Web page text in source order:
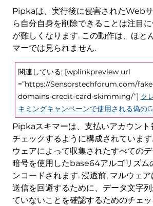
Pipkaは、実行後に侵害されたWeb
ら自分自身を削除できることは注目
が難しくなります. この動作は、ほと
マーでは見られません.
関連している: [wplinkpreview url
=”https://Sensorstechforum.com/
domains-credit-card-skimming/”] ク
キミングキャンペーンで使用される偽の
Pipkaスキマーは、支払いアカウント
チェックするように構成されていま
ウェアによって収集されたすべての
暗号を使用したbase64アルゴリズム
ンコードされます. 浸透前, マルウェ
送信を回避するために、データ文字
ていないことを確認するためのチェ